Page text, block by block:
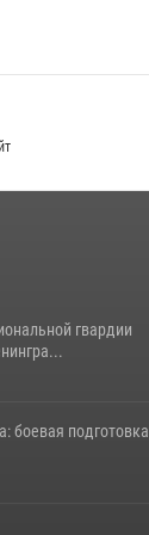
гвардии
боевая подготовка